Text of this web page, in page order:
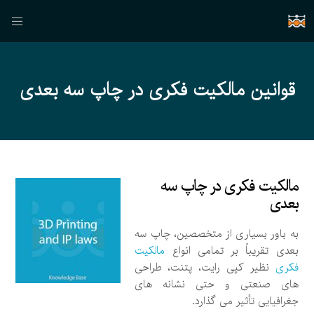
قوانین مالکیت فکری در چاپ سه بعدی
مالکیت فکری در چاپ سه
بعدی
به باور بسیاری از متخصصین، چاپ سه
بعدی تقریباً بر تمامی انواع مالکیت
فکری نظیر کپی رایت، پتنت، طراحی
های صنعتی و حتی نشانه های
جغرافیایی تأثیر می گذارد.